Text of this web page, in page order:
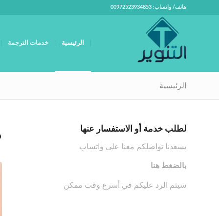
هاتف/ واتساب: 00972523934853
الرئيسية خدمات الترجمة
الرئيسية
لطلب خدمة أو الاستفسار عنها
يسعدنا تواصلكم معنا على واتساب
بالضغط هنا
سيتم الرد عليكم في أسرع وقت ممكن